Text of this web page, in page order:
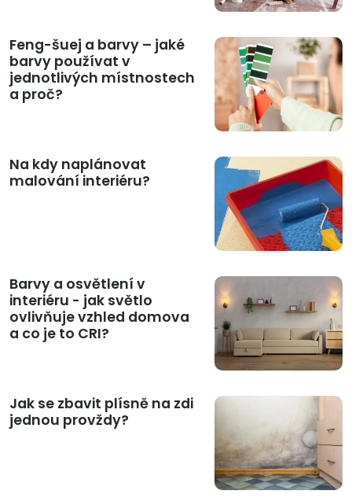
Feng-šuej a barvy – jaké
barvy používat v
jednotlivých místnostech
a proč?
Na kdy naplánovat
malování interiéru?
Barvy a osvětlení v
interiéru - jak světlo
ovlivňuje vzhled domova
a co je to CRI?
Jak se zbavit plísně na zdi
jednou provždy?